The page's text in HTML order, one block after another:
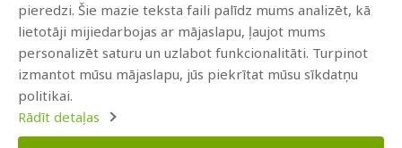
pieredzi. Šie mazie teksta faili palīdz mums analizēt, kā
lietotāji mijiedarbojas ar mājaslapu, ļaujot mums
personalizēt saturu un uzlabot funkcionalitāti. Turpinot
izmantot mūsu mājaslapu, jūs piekrītat mūsu sīkdatņu
politikai.
Rādīt detaļas